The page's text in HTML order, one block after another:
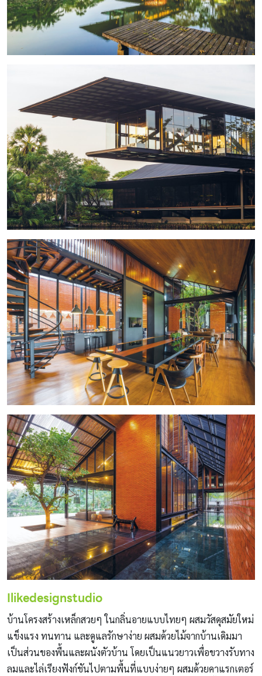
Ilikedesignstudio
บ้านโครงสร้างเหล็กสวยๆ ในกลิ่นอายแบบไทยๆ ผสมวัสดุสมัยใหม่
แข็งแรง ทนทาน และดูแลรักษาง่าย ผสมด้วยไม้จากบ้านเดิมมา
เป็นส่วนของพื้นและผนังตัวบ้าน โดยเป็นแนวยาวเพื่อขวางรับทาง
ลมและไล่เรียงฟังก์ชันไปตามพื้นที่แบบง่ายๆ ผสมด้วยคาแรกเตอร์